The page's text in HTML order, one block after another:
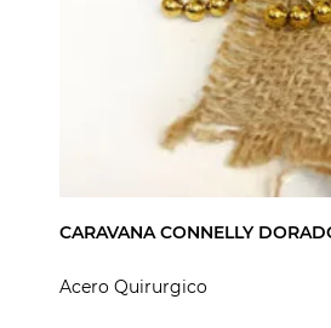
CARAVANA CONNELLY
Acero Quirurgico